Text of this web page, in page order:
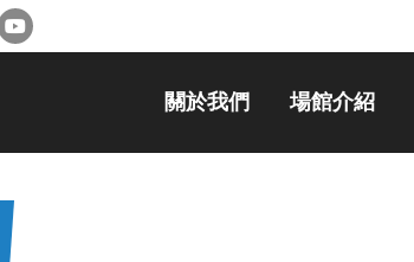
關於我們 場館介紹